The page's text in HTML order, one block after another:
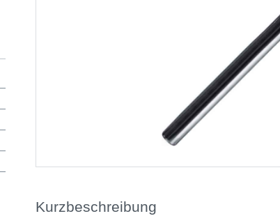
Kurzbeschreibung